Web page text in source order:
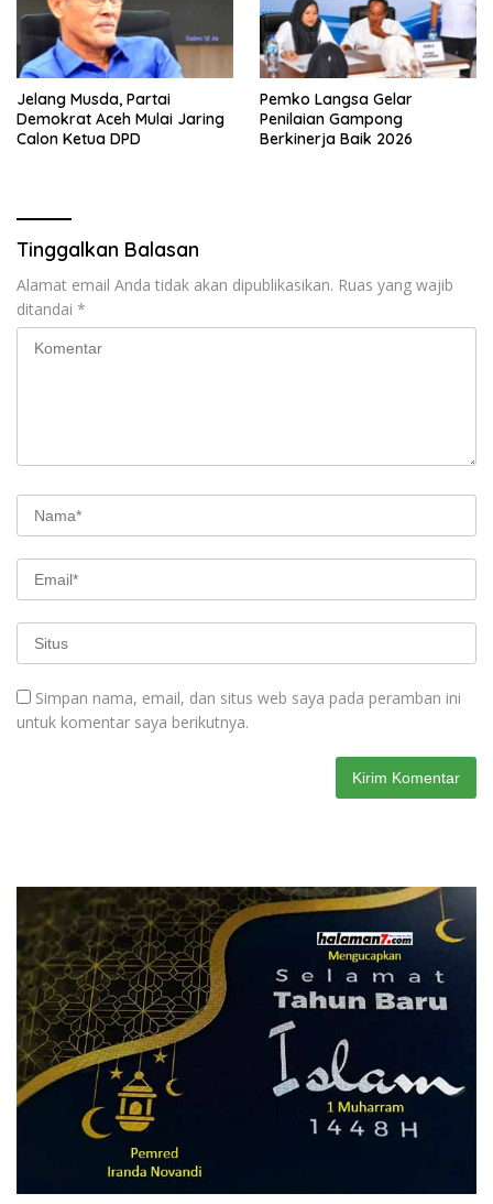
Jelang Musda, Partai
Demokrat Aceh Mulai Jaring
Calon Ketua DPD
Pemko Langsa Gelar
Penilaian Gampong
Berkinerja Baik 2026
Tinggalkan Balasan
Alamat email Anda tidak akan dipublikasikan. Ruas yang wajib
ditandai *
Simpan nama, email, dan situs web saya pada peramban ini
untuk komentar saya berikutnya.